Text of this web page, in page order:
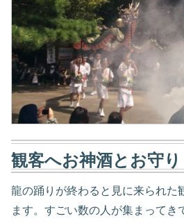
観客へお神酒とお守り
龍の踊りが終わると見に来られた
ます。すごい数の人が集まってき